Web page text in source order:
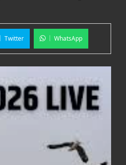
Twitter WhatsApp